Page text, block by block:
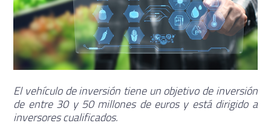
El vehículo de inversión tiene un objetivo de inversión
de entre 30 y 50 millones de euros y está dirigido a
inversores cualificados.